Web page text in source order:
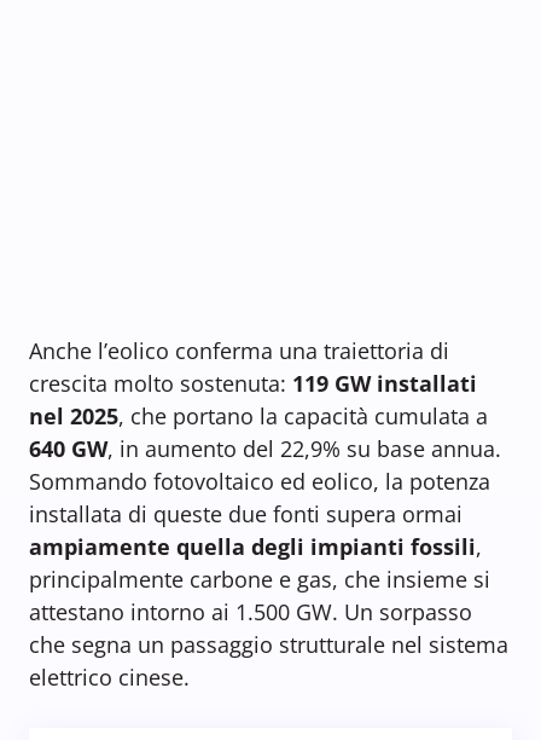
Anche l’eolico conferma una traiettoria di
crescita molto sostenuta: 119 GW installati
nel 2025, che portano la capacità cumulata a
640 GW, in aumento del 22,9% su base annua.
Sommando fotovoltaico ed eolico, la potenza
installata di queste due fonti supera ormai
ampiamente quella degli impianti fossili,
principalmente carbone e gas, che insieme si
attestano intorno ai 1.500 GW. Un sorpasso
che segna un passaggio strutturale nel sistema
elettrico cinese.